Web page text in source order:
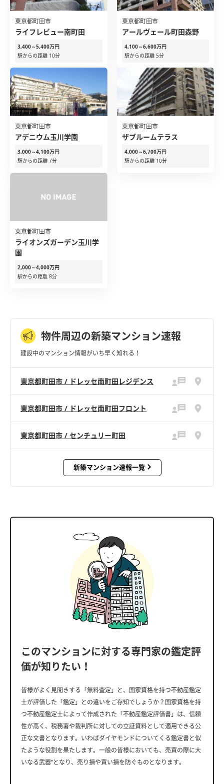
東京都町田市
ライフレビュー南町田
3,400～5,400万円
駅からの距離 10分
東京都町田市
アールヴェール町田森野
4,100～6,600万円
駅からの距離 5分
東京都町田市
アデニウム玉川学園
3,000～4,100万円
駅からの距離 7分
東京都町田市
ザブルームテラス
4,000～6,700万円
駅からの距離 10分
東京都町田市
ライオンズガーデン玉川学
園
2,000～4,000万円
駅からの距離 8分
物件周辺の新築マンション速報
建設中のマンション情報がいち早く知れる！
東京都町田市 / ドレッセ南町田レジデンス
東京都町田市 / ドレッセ南町田フロント
東京都町田市 / センチュリー町田
新築マンション速報一覧
このマンションに対する専門家の鑑定評
価が知りたい！
皆様がよく見聞きする「無料査定」と、国家資格を持つ不動産鑑定
士が評価した「鑑定」との違いをご存知でしょうか？国家資格を持
つ不動産鑑定士によって作成された「不動産鑑定評価書」は、信頼
性が高く、税務署や裁判所に対しての立証資料として適用できる公
正な文書となります。いわばダイヤモンドについてくる鑑定書と似
たような役割を果たします。一般の皆様においても、売買の際に大
いなる武器”となり、売り損や買い損を防ぐものとなります。